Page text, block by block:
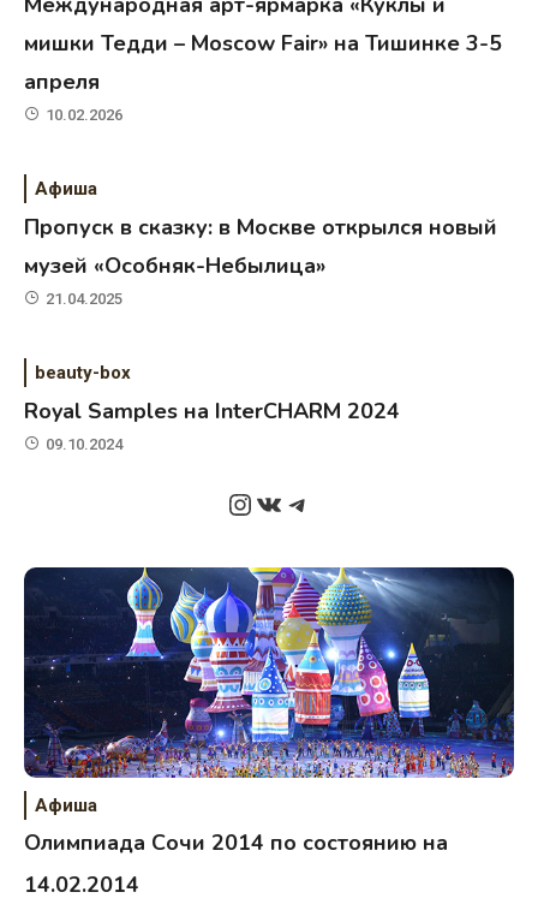
мишки Тедди – Moscow Fair» на Тишинке 3-5
апреля
10.02.2026
Афиша
Пропуск в сказку: в Москве открылся новый
музей «Особняк-Небылица»
21.04.2025
beauty-box
Royal Samples на InterCHARM 2024
09.10.2024
Instagram
ВКонтакте
Telegram
Афиша
Олимпиада Сочи 2014 по состоянию на
14.02.2014